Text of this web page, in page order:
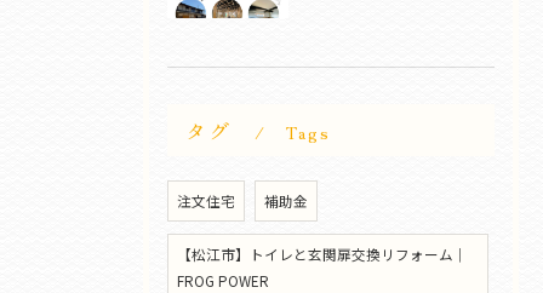
タグ Tags
注文住宅 補助金
【松江市】トイレと玄関扉交換リフォーム｜
FROG POWER